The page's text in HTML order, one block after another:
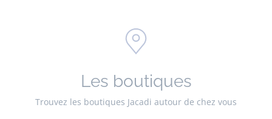
Les boutiques
Trouvez les boutiques Jacadi autour de chez vous